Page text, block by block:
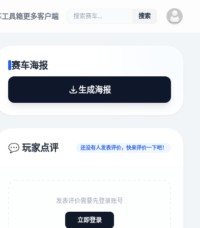
工具箱更多客户端 搜索
赛车海报
生成海报
💬 玩家点评 还没有人发表评价，快来评价一下吧！
发表评价需要先登录账号
立即登录